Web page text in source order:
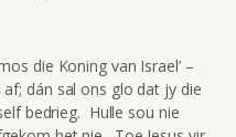
die Koning van Israel’ –
af; dán sal ons glo dat jy die
bedrieg. Hulle sou nie